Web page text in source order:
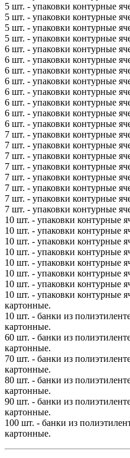
5 шт. - упаковки контурные
5 шт. - упаковки контурные
5 шт. - упаковки контурные
5 шт. - упаковки контурные
6 шт. - упаковки контурные
6 шт. - упаковки контурные
6 шт. - упаковки контурные
6 шт. - упаковки контурные
6 шт. - упаковки контурные
6 шт. - упаковки контурные
6 шт. - упаковки контурные
6 шт. - упаковки контурные
7 шт. - упаковки контурные
7 шт. - упаковки контурные
7 шт. - упаковки контурные
7 шт. - упаковки контурные
7 шт. - упаковки контурные
7 шт. - упаковки контурные
7 шт. - упаковки контурные
7 шт. - упаковки контурные
10 шт. - упаковки контурные
10 шт. - упаковки контурные
10 шт. - упаковки контурные
10 шт. - упаковки контурные
10 шт. - упаковки контурные
10 шт. - упаковки контурные
10 шт. - упаковки контурные
10 шт. - упаковки контурные
картонные.
10 шт. - банки из
картонные.
60 шт. - банки из
картонные.
70 шт. - банки из
картонные.
80 шт. - банки из
картонные.
90 шт. - банки из
картонные.
100 шт. - банки из
картонные.